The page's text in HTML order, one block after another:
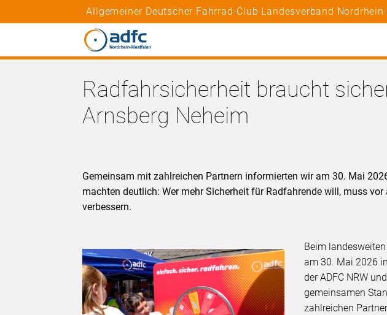
Allgemeiner Deutscher Fahrrad-Club Landesverband
Radfahrsicherheit braucht
Arnsberg Neheim
Gemeinsam mit zahlreichen Partnern informierten wir am 30. Mai
machten deutlich: Wer mehr Sicherheit für Radfahrende will, muss
verbessern.
Beim
am 30. Mai 2026
der ADFC NRW
gemeinsamen
zahlreichen